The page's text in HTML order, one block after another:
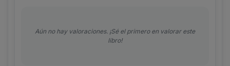
Aún no hay valoraciones. ¡Sé el primero en valorar este
libro!